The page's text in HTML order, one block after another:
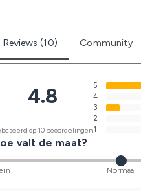
Reviews (10) Community
4.8
op 10 beoordelingen
5
4
3
2
1
valt de maat?
Normaal